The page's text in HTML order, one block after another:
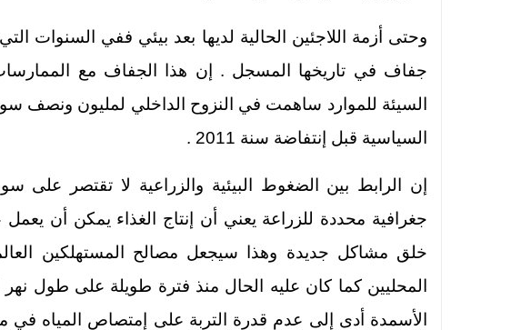
وحتى أزمة اللاجئين الحالية لديها بعد بيئي ففي
جفاف في تاريخها المسجل . إن هذا الجفاف مع الممارسات
السيئة للموارد ساهمت في النزوح الداخلي لمليون ونصف
السياسية قبل إنتفاضة سنة 2011 .
إن الرابط بين الضغوط البيئية والزراعية لا تقتصر على
جغرافية محددة للزراعة يعني أن إنتاج الغذاء يمكن أن
خلق مشاكل جديدة وهذا سيجعل مصالح المستهلكين
المحليين كما كان عليه الحال منذ فترة طويلة على طول
الأسمدة أدى إلى عدم قدرة التربة على إمتصاص المياه في